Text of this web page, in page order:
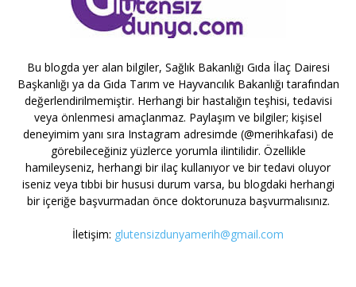
Bu blogda yer alan bilgiler, Sağlık Bakanlığı Gıda İlaç Dairesi
Başkanlığı ya da Gıda Tarım ve Hayvancılık Bakanlığı tarafından
değerlendirilmemiştir. Herhangi bir hastalığın teşhisi, tedavisi
veya önlenmesi amaçlanmaz. Paylaşım ve bilgiler; kişisel
deneyimim yanı sıra Instagram adresimde (@merihkafasi) de
görebileceğiniz yüzlerce yorumla ilintilidir. Özellikle
hamileyseniz, herhangi bir ilaç kullanıyor ve bir tedavi oluyor
iseniz veya tıbbi bir hususi durum varsa, bu blogdaki herhangi
bir içeriğe başvurmadan önce doktorunuza başvurmalısınız.
İletişim: glutensizdunyamerih@gmail.com